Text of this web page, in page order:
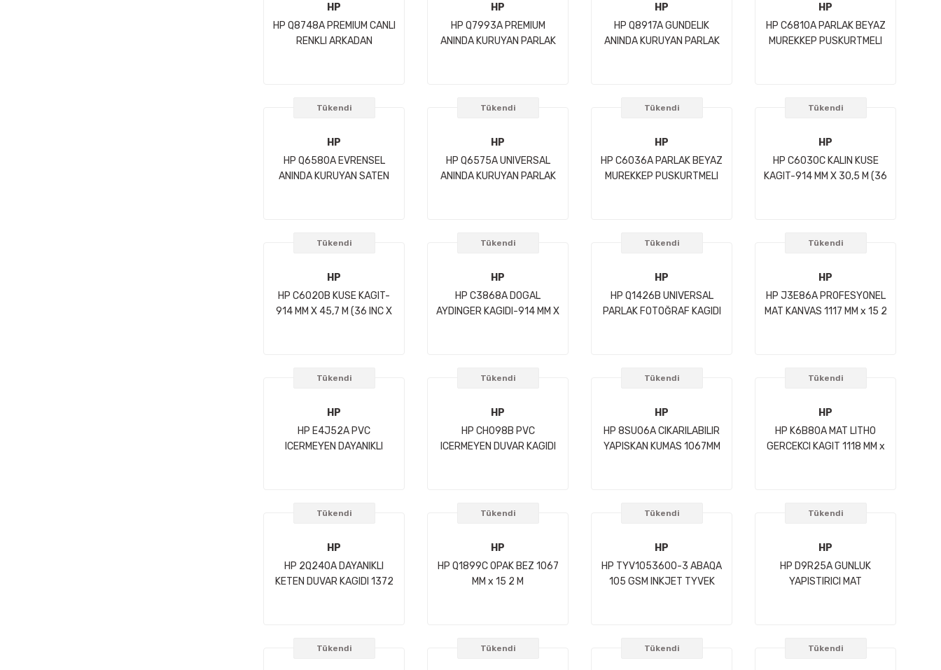
HP
HP Q8748A PREMIUM CANLI
RENKLI ARKADAN
HP
HP Q7993A PREMIUM
ANINDA KURUYAN PARLAK
HP
HP Q8917A GUNDELIK
ANINDA KURUYAN PARLAK
HP
HP C6810A PARLAK BEYAZ
MUREKKEP PUSKURTMELI
Tükendi
HP
HP Q6580A EVRENSEL
ANINDA KURUYAN SATEN
Tükendi
HP
HP Q6575A UNIVERSAL
ANINDA KURUYAN PARLAK
Tükendi
HP
HP C6036A PARLAK BEYAZ
MUREKKEP PUSKURTMELI
Tükendi
HP
HP C6030C KALIN KUSE
KAGIT-914 MM X 30,5 M (36
Tükendi
HP
HP C6020B KUSE KAGIT-
914 MM X 45,7 M (36 INC X
Tükendi
HP
HP C3868A DOGAL
AYDINGER KAGIDI-914 MM X
Tükendi
HP
HP Q1426B UNIVERSAL
PARLAK FOTOĞRAF KAGIDI
Tükendi
HP
HP J3E86A PROFESYONEL
MAT KANVAS 1117 MM x 15 2
Tükendi
HP
HP E4J52A PVC
ICERMEYEN DAYANIKLI
Tükendi
HP
HP CH098B PVC
ICERMEYEN DUVAR KAGIDI
Tükendi
HP
HP 8SU06A CIKARILABILIR
YAPISKAN KUMAS 1067MM
Tükendi
HP
HP K6B80A MAT LITHO
GERCEKCI KAGIT 1118 MM x
Tükendi
HP
HP 2Q240A DAYANIKLI
KETEN DUVAR KAGIDI 1372
Tükendi
HP
HP Q1899C OPAK BEZ 1067
MM x 15 2 M
Tükendi
HP
HP TYV1053600-3 ABAQA
105 GSM INKJET TYVEK
Tükendi
HP
HP D9R25A GUNLUK
YAPISTIRICI MAT
Tükendi Tükendi Tükendi Tükendi